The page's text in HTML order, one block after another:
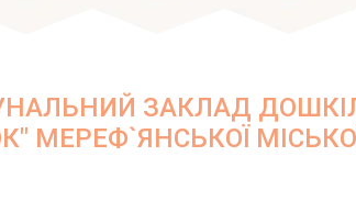
ЗАКЛАД
МЕРЕФ`ЯНСЬКОЇ